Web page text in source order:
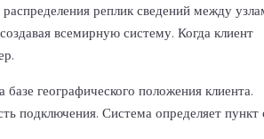
реплик сведений между
всемирную систему. Когда клиент
географического положения клиента.
подключения. Система определяет пункт